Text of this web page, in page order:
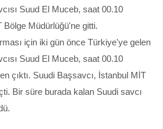
Suud El Muceb, saat 00.10
Bölge Müdürlüğü'ne gitti.
için iki gün önce Türkiye'ye gelen
Suud El Muceb, saat 00.10
çıktı. Suudi Başsavcı, İstanbul MİT
Bir süre burada kalan Suudi savcı